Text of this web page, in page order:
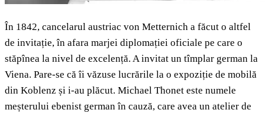
În 1842, cancelarul austriac von Metternich a făcut o altfel
de invitație, în afara marjei diplomației oficiale pe care o
stăpînea la nivel de excelență. A invitat un tîmplar german la
Viena. Pare-se că îi văzuse lucrările la o expoziție de mobilă
din Koblenz și i-au plăcut. Michael Thonet este numele
meșterului ebenist german în cauză, care avea un atelier de